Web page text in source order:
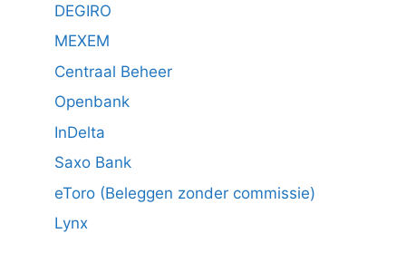
DEGIRO
MEXEM
Centraal Beheer
Openbank
InDelta
Saxo Bank
eToro (Beleggen zonder commissie)
Lynx